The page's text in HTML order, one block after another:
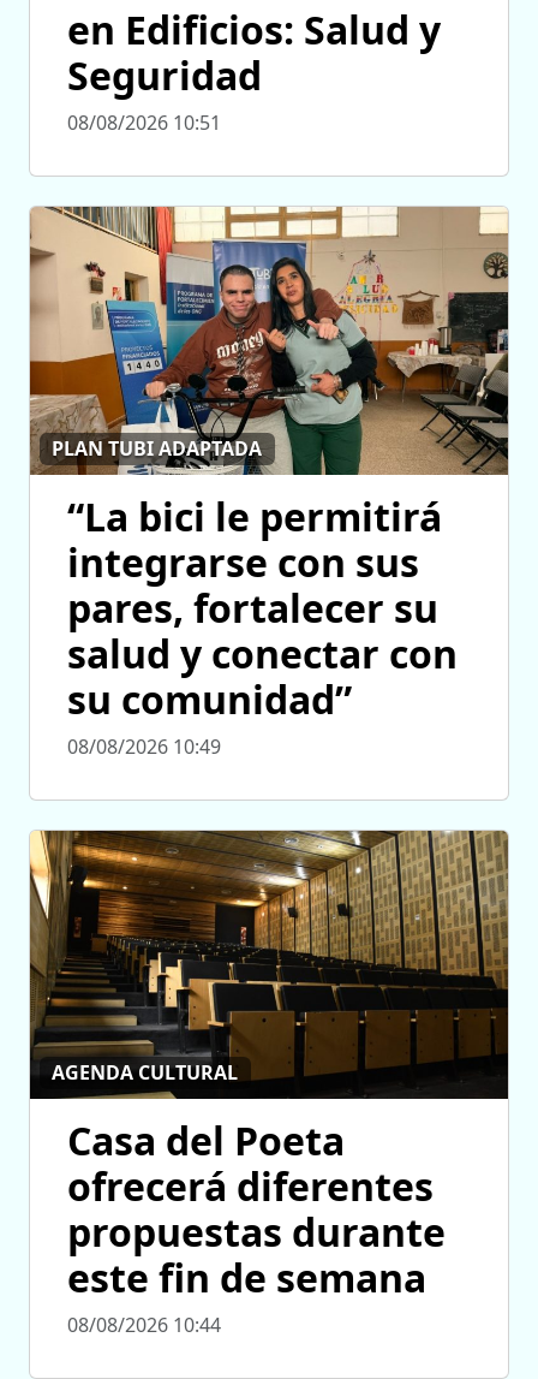
en Edificios: Salud y
Seguridad
08/08/2026 10:51
PLAN TUBI ADAPTADA
“La bici le permitirá
integrarse con sus
pares, fortalecer su
salud y conectar con
su comunidad”
08/08/2026 10:49
AGENDA CULTURAL
Casa del Poeta
ofrecerá diferentes
propuestas durante
este fin de semana
08/08/2026 10:44